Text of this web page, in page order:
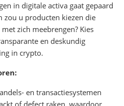
in digitale activa gaat gepaard
zou u producten kiezen die
zich meebrengen? Kies
en deskundig
in crypto.
en transactiesystemen